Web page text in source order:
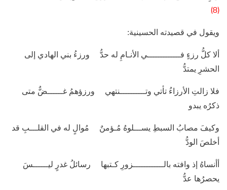
(8)
ويقول في قصيدته الحسينية:
ألا كلُّ رزءٍ فـــــــــــــي الأنـامِ له حدُّ ورزءُ بني الهادي إلى
الحشرِ يمتدُّ
فلا زالتِ الأرزاءُ تأتي وتــــــــــنتهي ورزؤهمُ غــــــضٌّ متى
ذكرُه يبدو
وكيفَ مصابُ السبطِ يســـلوهُ مُـؤمنٌ مُوالٍ له في القلـــبِ قد
أخلصَ الودُّ
أأنساهُ إذ وافته بالــــــــــــزورِ كـتبها رسائلُ غدرٍ ليــــــسَ
يحصرُها عدُّ